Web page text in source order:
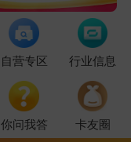
自营专区 行业信息
你问我答 卡友圈